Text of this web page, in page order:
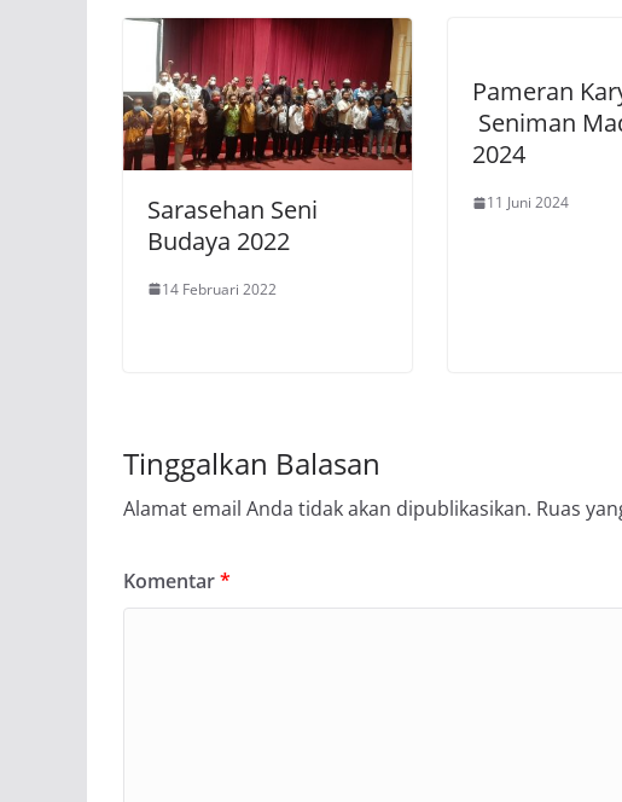
Sarasehan Seni
Budaya 2022
14 Februari 2022
Pameran
Seniman
2024
11 Juni 2024
Tinggalkan Balasan
Alamat email Anda tidak akan dipublikasikan. Ruas
Komentar*